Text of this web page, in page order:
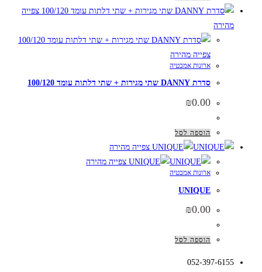
צפייה
מהירה
צפייה מהירה
ארונות אמבטיה
סדרת DANNY שתי מגירות + שתי דלתות עומד 100/120
₪0.00
הוספה לסל
צפייה מהירה
צפייה מהירה
ארונות אמבטיה
UNIQUE
₪0.00
הוספה לסל
052-397-6155